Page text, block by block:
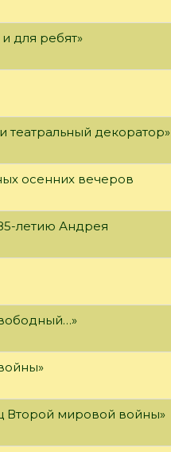
для ребят»
театральный декоратор»
осенних вечеров
летию Андрея
Второй мировой войны»